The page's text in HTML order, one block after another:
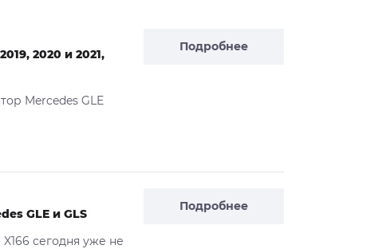
Подробнее
2020 и 2021,
Mercedes GLE
Подробнее
GLE и GLS
сегодня уже не